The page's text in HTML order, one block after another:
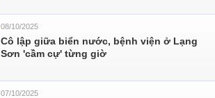
08/10/2025
Cô lập giữa biển nước, bệnh viện ở Lạng
Sơn 'cầm cự' từng giờ
07/10/2025